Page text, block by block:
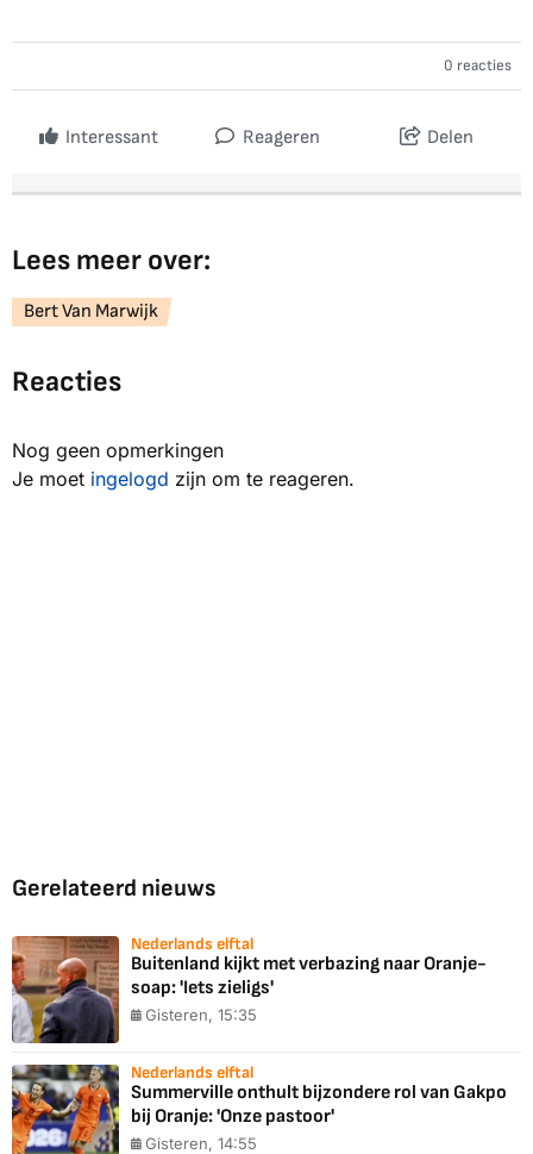
0 reacties
Interessant Reageren Delen
Lees meer over:
Bert Van Marwijk
Reacties
Nog geen opmerkingen
Je moet ingelogd zijn om te reageren.
Gerelateerd nieuws
Nederlands elftal
Buitenland kijkt met verbazing naar Oranje-
soap: 'Iets zieligs'
Gisteren, 15:35
Nederlands elftal
Summerville onthult bijzondere rol van Gakpo
bij Oranje: 'Onze pastoor'
Gisteren, 14:55